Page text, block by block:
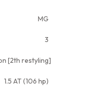
MG
3
[2th restyling]
1.5 AT (106 hp)